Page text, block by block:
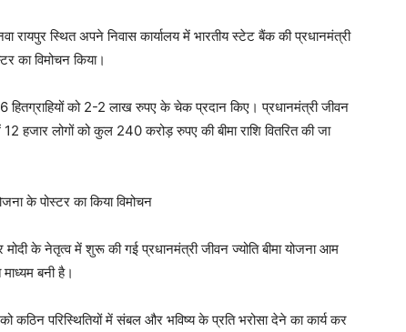
स्थित अपने निवास कार्यालय में भारतीय स्टेट बैंक की प्रधानमंत्री
का विमोचन किया।
हितग्राहियों को 2-2 लाख रुपए के चेक प्रदान किए। प्रधानमंत्री जीवन
हजार लोगों को कुल 240 करोड़ रुपए की बीमा राशि वितरित की जा
के पोस्टर का किया विमोचन
के नेतृत्व में शुरू की गई प्रधानमंत्री जीवन ज्योति बीमा योजना आम
बनी है।
कठिन परिस्थितियों में संबल और भविष्य के प्रति भरोसा देने का कार्य कर